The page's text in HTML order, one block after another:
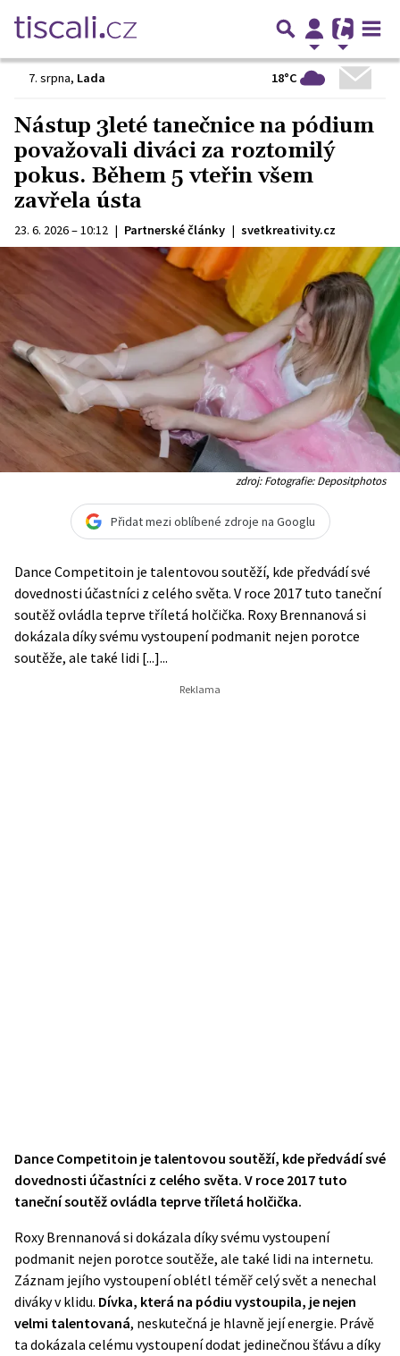
7. srpna, Lada 18°C
Nástup 3leté tanečnice na pódium
považovali diváci za roztomilý
pokus. Během 5 vteřin všem
zavřela ústa
23. 6. 2026 – 10:12 | Partnerské články | svetkreativity.cz
zdroj: Fotografie: Depositphotos
Přidat mezi oblíbené zdroje na Googlu
Dance Competitoin je talentovou soutěží, kde předvádí své
dovednosti účastníci z celého světa. V roce 2017 tuto taneční
soutěž ovládla teprve tříletá holčička. Roxy Brennanová si
dokázala díky svému vystoupení podmanit nejen porotce
soutěže, ale také lidi [...]...
Dance Competitoin je talentovou soutěží, kde předvádí své
dovednosti účastníci z celého světa. V roce 2017 tuto
taneční soutěž ovládla teprve tříletá holčička.
Roxy Brennanová si dokázala díky svému vystoupení
podmanit nejen porotce soutěže, ale také lidi na internetu.
Záznam jejího vystoupení oblétl téměř celý svět a nenechal
diváky v klidu. Dívka, která na pódiu vystoupila, je nejen
velmi talentovaná, neskutečná je hlavně její energie. Právě
ta dokázala celému vystoupení dodat jedinečnou šťávu a díky